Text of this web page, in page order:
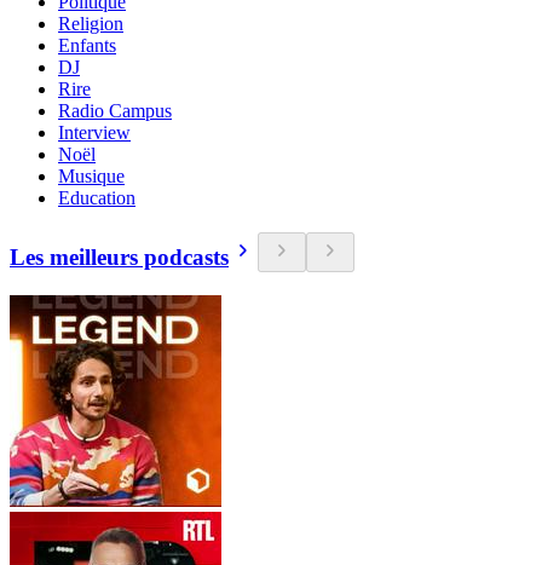
Religion
Enfants
DJ
Rire
Radio Campus
Interview
Noël
Musique
Education
Les meilleurs podcasts